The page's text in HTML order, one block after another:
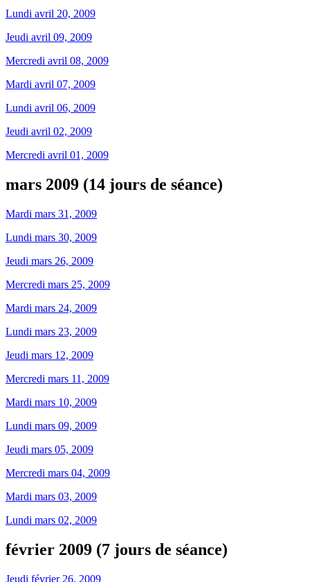
Lundi avril 20, 2009
Jeudi avril 09, 2009
Mercredi avril 08, 2009
Mardi avril 07, 2009
Lundi avril 06, 2009
Jeudi avril 02, 2009
Mercredi avril 01, 2009
mars 2009 (14 jours de séance)
Mardi mars 31, 2009
Lundi mars 30, 2009
Jeudi mars 26, 2009
Mercredi mars 25, 2009
Mardi mars 24, 2009
Lundi mars 23, 2009
Jeudi mars 12, 2009
Mercredi mars 11, 2009
Mardi mars 10, 2009
Lundi mars 09, 2009
Jeudi mars 05, 2009
Mercredi mars 04, 2009
Mardi mars 03, 2009
Lundi mars 02, 2009
février 2009 (7 jours de séance)
Jeudi février 26, 2009